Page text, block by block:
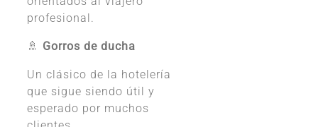
profesional.
🚿 Gorros de ducha
Un clásico de la hotelería
que sigue siendo útil y
esperado por muchos